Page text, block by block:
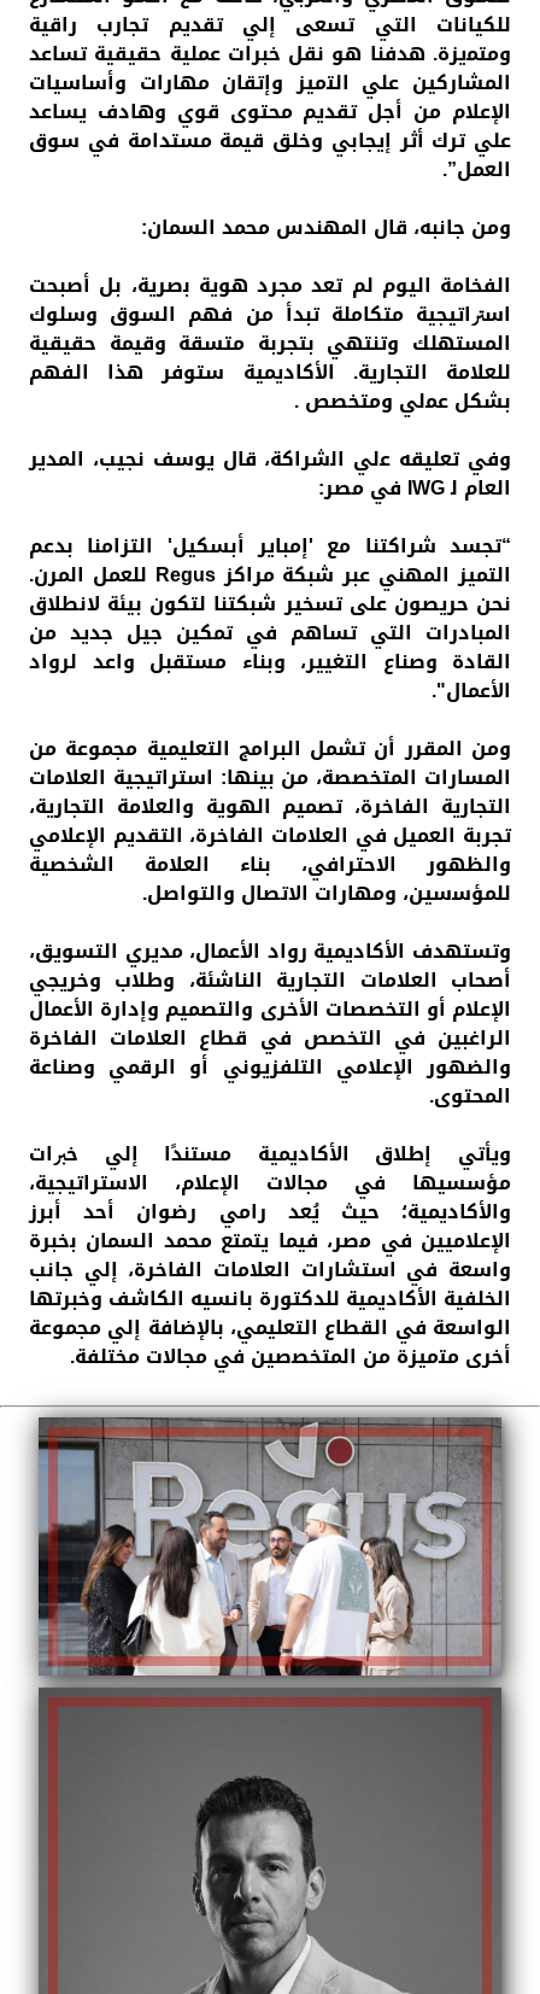
ﻟﻠﻜﻴﺎﻧﺎت التي ﺗﺴﻌﻰ إلي ﺗﻘﺪﻳﻢ ﺗﺠﺎرب راﻗﻴﺔ
وﻣﺘﻤيزة. ﻫﺪﻓﻨﺎ ﻫﻮ ﻧﻘﻞ خبرات ﻋﻤﻠﻴﺔ ﺣﻘﻴﻘﻴﺔ ﺗﺴﺎﻋﺪ
اﻟﻤﺸﺎركين علي اﻟﺘميز وإﺗﻘﺎن ﻣﻬﺎرات وأﺳﺎﺳﻴﺎت
اﻹﻋﻼم ﻣﻦ أﺟﻞ ﺗﻘﺪﻳﻢ ﻣﺤﺘﻮى ﻗﻮي وﻫﺎدف ﻳﺴﺎﻋﺪ
علي ﺗﺮك أﺛﺮ إﻳﺠﺎﺑﻲ وﺧﻠﻖ ﻗﻴﻤﺔ ﻣﺴﺘﺪاﻣﺔ ﻓﻲ ﺳﻮق
اﻟﻌﻤﻞ”.
وﻣﻦ ﺟﺎﻧﺒﻪ، ﻗﺎل اﻟﻤﻬﻨﺪس ﻣﺤﻤﺪ اﻟﺴﻤﺎن:
اﻟﻔﺨﺎﻣﺔ اﻟﻴﻮم ﻟﻢ ﺗﻌﺪ ﻣﺠﺮد ﻫﻮﻳﺔ ﺑصرﻳﺔ، ﺑﻞ أﺻﺒﺤﺖ
اﺳﱰاﺗﻴﺠﻴﺔ ﻣﺘﻜﺎﻣﻠﺔ ﺗﺒﺪأ ﻣﻦ ﻓﻬﻢ اﻟﺴﻮق وﺳﻠﻮك
اﻟﻤﺴﺘﻬﻠﻚ وﺗﻨﺘﻬﻲ ﺑﺘﺠﺮﺑﺔ ﻣﺘﺴﻘﺔ وﻗﻴﻤﺔ ﺣﻘﻴﻘﻴﺔ
ﻟﻠﻌﻼﻣﺔ اﻟﺘﺠﺎرﻳﺔ. اﻷﻛﺎدﻳﻤﻴﺔ ﺳﺘﻮﻓﺮ ﻫﺬا اﻟﻔﻬﻢ
ﺑﺸﻜﻞ ﻋﻤلي وﻣﺘﺨﺼﺺ .
وﻓﻲ ﺗﻌﻠﻴﻘﻪ ﻋلي اﻟشراﻛﺔ، ﻗﺎل ﻳﻮﺳﻒ ﻧﺠﻴﺐ، اﻟﻤﺪﻳﺮ
اﻟﻌﺎم ﻟ IWG في مصر:
“تجسد شراكتنا مع 'إمباير أبسكيل' التزامنا بدعم
التميز المهني عبر شبكة مراكز Regus للعمل المرن.
نحن حريصون على تسخير شبكتنا لتكون بيئة لانطلاق
المبادرات التي تساهم في تمكين جيل جديد من
القادة وصناع التغيير، وبناء مستقبل واعد لرواد
الأعمال".
وﻣﻦ اﻟﻤﻘﺮر أن ﺗﺸﻤﻞ البراﻣﺞ اﻟﺘﻌﻠﻴﻤﻴﺔ ﻣﺠﻤﻮﻋﺔ ﻣﻦ
اﻟﻤﺴﺎرات اﻟﻤﺘﺨﺼﺼﺔ، ﻣﻦ ﺑﻴﻨﻬﺎ: استراﺗﻴﺠﻴﺔ اﻟﻌﻼﻣﺎت
اﻟﺘﺠﺎرﻳﺔ اﻟﻔﺎﺧﺮة، ﺗﺼﻤﻴﻢ اﻟﻬﻮﻳﺔ واﻟﻌﻼﻣﺔ اﻟﺘﺠﺎرﻳﺔ،
ﺗﺠﺮﺑﺔ اﻟﻌﻤﻴﻞ ﻓﻲ اﻟﻌﻼﻣﺎت اﻟﻔﺎﺧﺮة، اﻟﺘﻘﺪﻳﻢ اﻹﻋﻼﻣﻲ
واﻟﻈﻬﻮر اﻻحتراﻓﻲ، ﺑﻨﺎء اﻟﻌﻼﻣﺔ اﻟﺸﺨﺼﻴﺔ
ﻟﻠﻤﺆﺳسين، وﻣﻬﺎرات اﻻﺗﺼﺎل واﻟﺘﻮاﺻﻞ.
وﺗﺴﺘﻬﺪف اﻷﻛﺎدﻳﻤﻴﺔ رواد اﻷﻋﻤﺎل، ﻣﺪﻳﺮي اﻟﺘﺴﻮﻳﻖ،
أﺻﺤﺎب اﻟﻌﻼﻣﺎت اﻟﺘﺠﺎرﻳﺔ اﻟﻨﺎﺷﺌﺔ، وﻃﻼب وﺧﺮﻳﺠﻲ
اﻹﻋﻼم أو اﻟﺘﺨﺼﺼﺎت اﻷﺧﺮى واﻟﺘﺼﻤﻴﻢ وإدارة اﻷﻋﻤﺎل
اﻟﺮاغبين ﻓﻲ اﻟﺘﺨﺼﺺ ﻓﻲ ﻗﻄﺎع اﻟﻌﻼﻣﺎت اﻟﻔﺎﺧﺮة
واﻟﻀﻬﻮر اﻹﻋﻼﻣﻲ اﻟﺘﻠﻔﺰﻳﻮﻧﻲ أو اﻟﺮﻗﻤﻲ وﺻﻨﺎﻋﺔ
اﻟﻤﺤﺘﻮى.
وﻳﺄﺗﻲ إﻃﻼق اﻷﻛﺎدﻳﻤﻴﺔ ﻣﺴﺘﻨﺪًا إلي ﺧﱪات
ﻣﺆﺳﺴﻴﻬﺎ ﻓﻲ ﻣﺠﺎﻻت اﻹﻋﻼم، اﻻستراﺗﻴﺠﻴﺔ،
واﻷﻛﺎديمية؛ ﺣﻴﺚ ﻳُﻌﺪ راﻣﻲ رﺿﻮان أﺣﺪ أﺑﺮز
اﻹﻋﻼميين ﻓﻲ ﻣصر، ﻓﻴﻤﺎ ﻳﺘﻤﺘﻊ ﻣﺤﻤﺪ اﻟﺴﻤﺎن ﺑخبرة
واﺳﻌﺔ ﻓﻲ اﺳﺘﺸﺎرات اﻟﻌﻼﻣﺎت اﻟﻔﺎﺧﺮة، إلي ﺟﺎﻧﺐ
اﻟﺨﻠﻔﻴﺔ اﻷﻛﺎدﻳﻤﻴﺔ ﻟﻠﺪﻛﺘﻮرة ﺑﺎﻧﺴﻴﻪ اﻟﻜﺎﺷﻒ وخبرﺗﻬﺎ
اﻟﻮاﺳﻌﺔ ﻓﻲ اﻟﻘﻄﺎع اﻟﺘﻌﻠﻴﻤﻲ، ﺑﺎﻹﺿﺎﻓﺔ إلي ﻣﺠﻤﻮﻋﺔ
أﺧﺮى ﻣﺘميزة ﻣﻦ اﻟﻤﺘﺨﺼصين ﻓﻲ ﻣﺠﺎﻻت ﻣﺨﺘﻠﻔﺔ.